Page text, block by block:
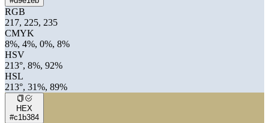
RGB
217, 225, 235
CMYK
8%, 4%, 0%, 8%
HSV
213°, 8%, 92%
HSL
213°, 31%, 89%
HEX
#c1b384